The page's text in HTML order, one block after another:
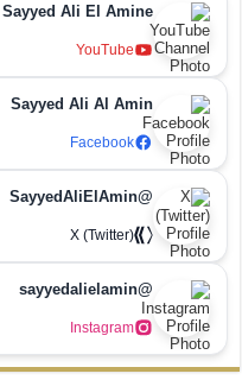
Sayyed Ali El Amine
YouTube
Sayyed Ali Al Amin
Facebook
@SayyedAliElAmin
X (Twitter)
@sayyedalielamin
Instagram